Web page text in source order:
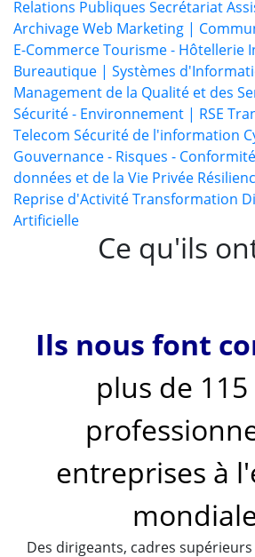
Relations Publiques Secrétariat
ArchivageWeb Marketing |
E-CommerceTourisme - Hôtellerie
Bureautique | Systèmes
Management de la Qualité et des
Sécurité - Environnement | RSE
Telecom Sécurité de l'information
Gouvernance - Risques - Conformité
données et de la Vie Privée
Reprise d'ActivitéTransformation
Artificielle
Ce qu'ils
Ils nous font
plus de 115
entreprises à
Des dirigeants, cadres